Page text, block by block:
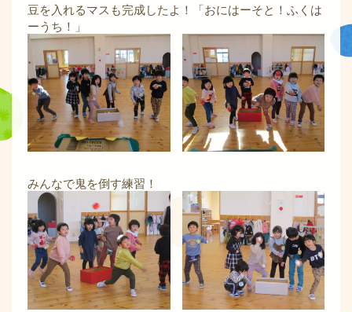
豆を入れるマスも完成したよ！「おにはーそと！ふくは
ーうち！」
みんなで鬼を倒す練習！